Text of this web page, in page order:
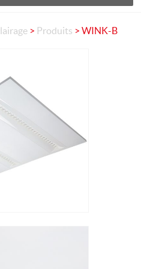
> Produits >WINK-B